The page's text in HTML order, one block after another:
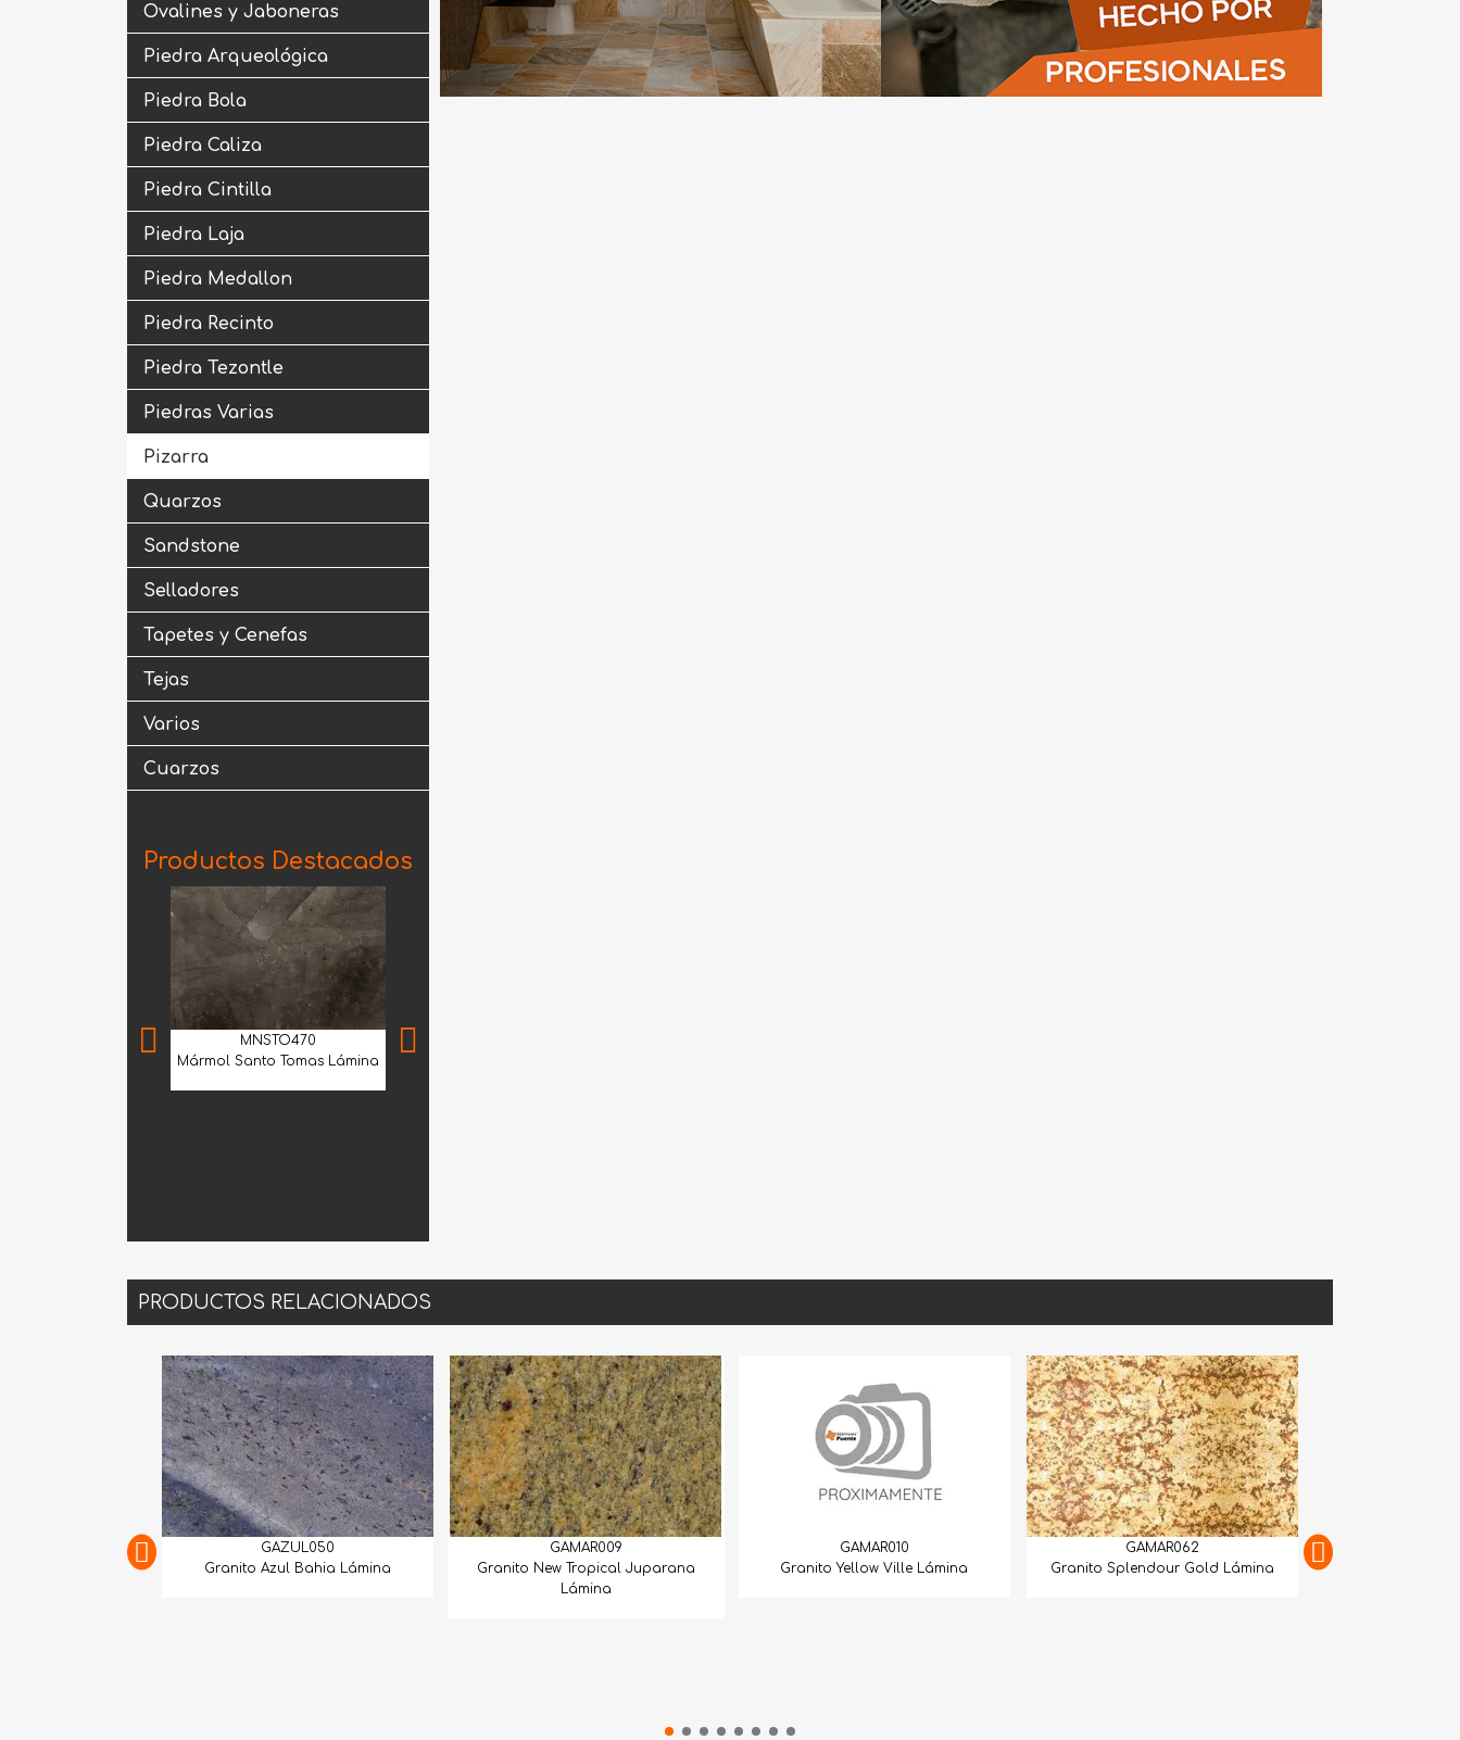
Ovalines y Jaboneras
Piedra Arqueológica
Piedra Bola
Piedra Caliza
Piedra Cintilla
Piedra Laja
Piedra Medallon
Piedra Recinto
Piedra Tezontle
Piedras Varias
Pizarra
Quarzos
Sandstone
Selladores
Tapetes y Cenefas
Tejas
Varios
Cuarzos
Productos Destacados
MNSTO470
Mármol Santo Tomas Lámina
PRODUCTOS RELACIONADOS
GAZUL050
Granito Azul Bahia Lámina
GAMAR009
Granito New Tropical Juparana
GAMAR010
Granito Yellow Ville Lámina
GAMAR062
Granito Splendour Gold Lámina